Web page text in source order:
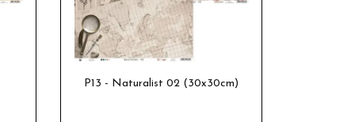
P13 - Naturalist 02 (30x30cm)